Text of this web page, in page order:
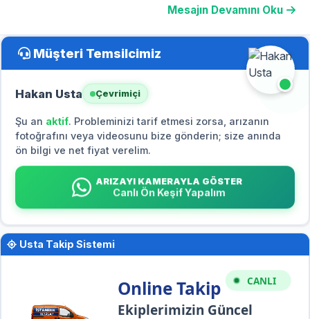
Mesajın Devamını Oku
Müşteri Temsilcimiz
Hakan Usta Çevrimiçi
Şu an aktif. Probleminizi tarif etmesi zorsa, arızanın
fotoğrafını veya videosunu bize gönderin; size anında
ön bilgi ve net fiyat verelim.
ARIZAYI KAMERAYLA GÖSTER
Canlı Ön Keşif Yapalım
Usta Takip Sistemi
CANLI
Online Takip
Ekiplerimizin Güncel